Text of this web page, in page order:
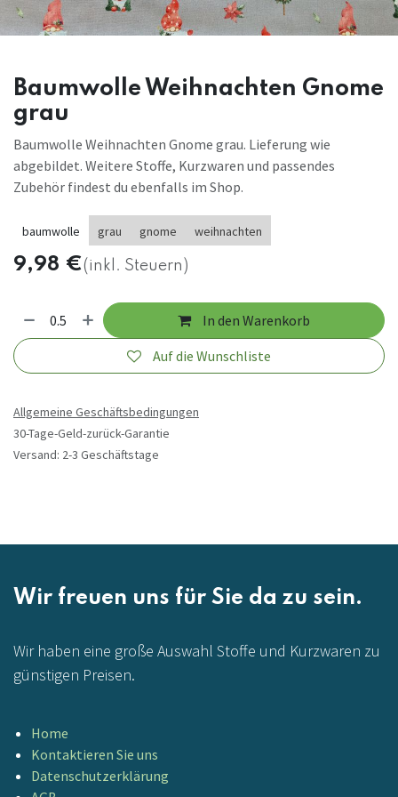
Baumwolle Weihnachten Gnome
grau
Baumwolle Weihnachten Gnome grau. Lieferung wie
abgebildet. Weitere Stoffe, Kurzwaren und passendes
Zubehör findest du ebenfalls im Shop.
baumwolle grau gnome weihnachten
9,98 €(inkl. Steuern)
In den Warenkorb
Auf die Wunschliste
Allgemeine Geschäftsbedingungen
30-Tage-Geld-zurück-Garantie
Versand: 2-3 Geschäftstage
Wir freuen uns für Sie da zu sein.
Wir haben eine große Auswahl Stoffe und Kurzwaren zu
günstigen Preisen.
Home
Kontaktieren Sie uns
Datenschutzerklärung